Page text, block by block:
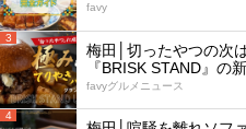
favy
3
梅田│切ったやつの次
『BRISK STAND』の
favyグルメニュース
4